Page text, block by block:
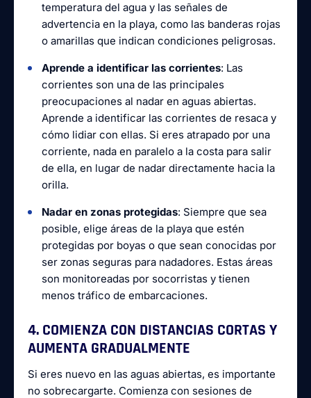
temperatura del agua y las señales de
advertencia en la playa, como las banderas rojas
o amarillas que indican condiciones peligrosas.
Aprende a identificar las corrientes: Las
corrientes son una de las principales
preocupaciones al nadar en aguas abiertas.
Aprende a identificar las corrientes de resaca y
cómo lidiar con ellas. Si eres atrapado por una
corriente, nada en paralelo a la costa para salir
de ella, en lugar de nadar directamente hacia la
orilla.
Nadar en zonas protegidas: Siempre que sea
posible, elige áreas de la playa que estén
protegidas por boyas o que sean conocidas por
ser zonas seguras para nadadores. Estas áreas
son monitoreadas por socorristas y tienen
menos tráfico de embarcaciones.
4. COMIENZA CON DISTANCIAS CORTAS Y
AUMENTA GRADUALMENTE
Si eres nuevo en las aguas abiertas, es importante
no sobrecargarte. Comienza con sesiones de